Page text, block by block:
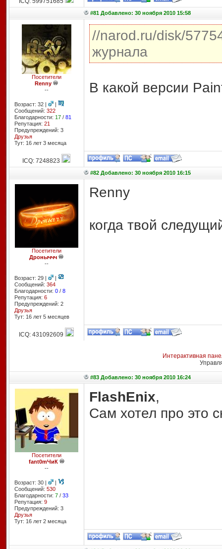
#81 Добавлено: 30 ноября 2010 15:58
Посетители
Renny
--
Возраст: 32 |
|
Сообщений: 322
Благодарности: 17/ 81
Репутация: 21
Предупреждений: 3
Друзья
Тут: 16 лет 3 месяцa
//narod.ru/disk/
журнала
В какой версии
ICQ: 7248823
#82 Добавлено: 30 ноября 2010 16:15
Посетители
Дроныччч
--
Возраст: 29 |
|
Сообщений: 364
Благодарности: 0/ 8
Репутация: 6
Предупреждений: 2
Друзья
Тут: 16 лет 5 месяцев
Renny
когда твой
ICQ: 431092609
Интерактивная
#83 Добавлено: 30 ноября 2010 16:24
Посетители
fant0mЧиК
--
Возраст: 30 |
|
Сообщений: 530
Благодарности: 7/ 33
Репутация: 9
Предупреждений: 3
Друзья
Тут: 16 лет 2 месяцa
FlashEnix,
Сам хотел про это